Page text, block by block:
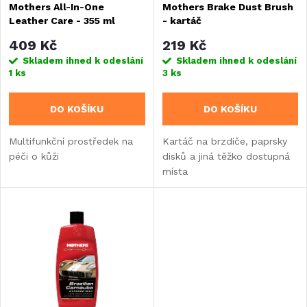
p
r
o
d
u
k
p
r
o
d
u
Mothers All-In-One
Leather Care - 355 ml
409 Kč
Skladem ihned k odeslání
1 ks
DO KOŠÍKU
Multifunkční prostředek na
péči o kůži
Mothers Brake Dust Brush
- kartáč
219 Kč
Skladem ihned k odeslání
3 ks
DO KOŠÍKU
Kartáč na brzdiče, paprsky
disků a jiná těžko dostupná
místa